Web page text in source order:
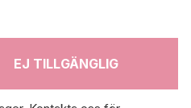
EJ TILLGÄNGLIG